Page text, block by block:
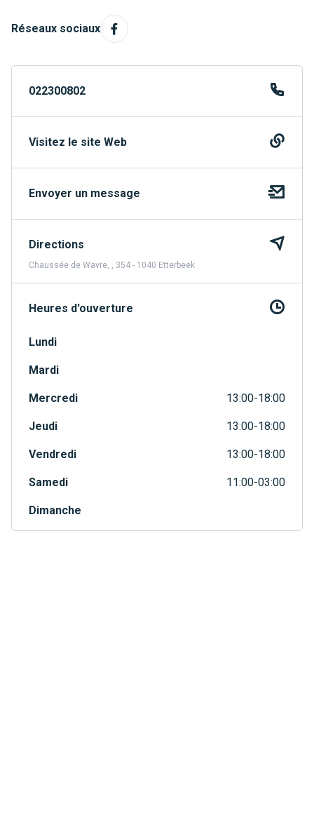
Réseaux sociaux
022300802
Visitez le site Web
Envoyer un message
Directions
Chaussée de Wavre, , 354 - 1040 Etterbeek
Heures d'ouverture
Lundi
Mardi
Mercredi 13:00-18:00
Jeudi 13:00-18:00
Vendredi 13:00-18:00
Samedi 11:00-03:00
Dimanche